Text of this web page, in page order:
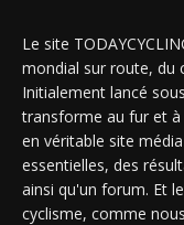
Le site
mondial sur route, du
Initialement lancé
transforme au fur et
en véritable site
essentielles, des
ainsi qu'un forum. Et
cyclisme, comme